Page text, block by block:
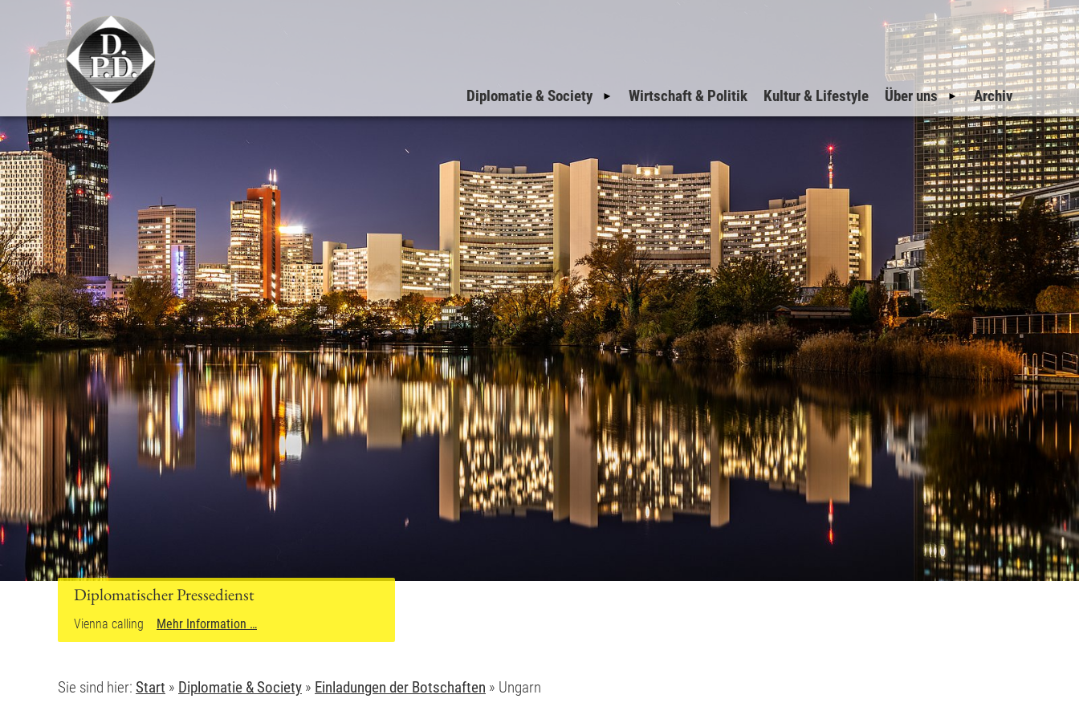
Diplomatie & Society
Nationalfeiertag
Einladungen der
Botschaften
Einladungen der
Militärattachés
Welcome to Vienna
VIP-Corner
Wirtschaft & Politik Kultur & Lifestyle Über uns
Geschichte
Impressum
Datenschutz
Inserate
Suche
Sitemap
Archiv
Diplomatischer Pressedienst
Vienna calling Mehr Information …
Sie sind hier: Start » Diplomatie & Society » Einladungen der Botschaften » Ungarn